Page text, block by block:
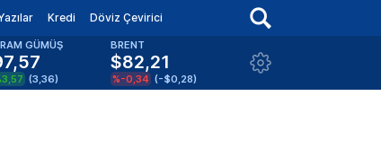
Kredi Döviz Çevirici
GÜMÜŞ
(3,36)
BRENT
$82,21
%-0,34 (-$0,28)